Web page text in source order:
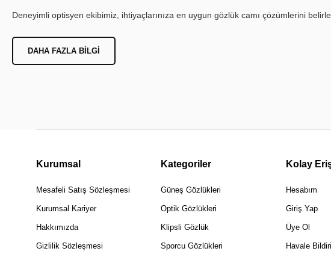
Deneyimli optisyen ekibimiz, ihtiyaçlarınıza en uygun gözlük camı çözümlerini
DAHA FAZLA BILGI
Kurumsal
Mesafeli Satış Sözleşmesi
Kurumsal Kariyer
Hakkımızda
Gizlilik Sözleşmesi
Kategoriler
Güneş Gözlükleri
Optik Gözlükleri
Klipsli Gözlük
Sporcu Gözlükleri
Kolay
Hesabım
Giriş Yap
Üye Ol
Havale